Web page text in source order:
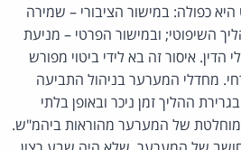
כפולה: במישור הציבורי – שמירה
השיפוטי; ובמישור הפרטי – מניעת
הדין. איסור זה בא לידי ביטוי מפורש
מחדלי המערער בניהול התביעה
ההליך זמן ניכר ובאופן בלתי
של המערער מהוראות ביהמ"ש.